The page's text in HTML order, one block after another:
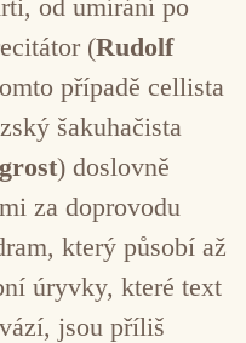
od umírání po
(Rudolf
případě cellista
šakuhačista
) doslovně
za doprovodu
který působí až
úryvky, které text
jsou příliš